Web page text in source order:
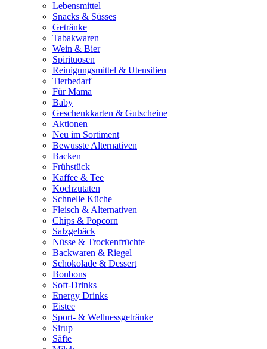
Lebensmittel
Snacks & Süsses
Getränke
Tabakwaren
Wein & Bier
Spirituosen
Reinigungsmittel & Utensilien
Tierbedarf
Für Mama
Baby
Geschenkkarten & Gutscheine
Aktionen
Neu im Sortiment
Bewusste Alternativen
Backen
Frühstück
Kaffee & Tee
Kochzutaten
Schnelle Küche
Fleisch & Alternativen
Chips & Popcorn
Salzgebäck
Nüsse & Trockenfrüchte
Backwaren & Riegel
Schokolade & Dessert
Bonbons
Soft-Drinks
Energy Drinks
Eistee
Sport- & Wellnessgetränke
Sirup
Säfte